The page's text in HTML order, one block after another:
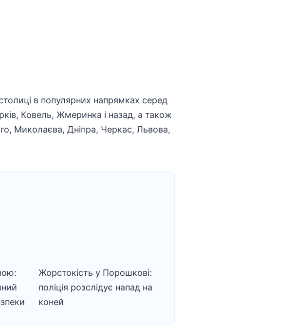
в популярних напрямках серед
Ковель, Жмеринка і назад, а також
Миколаєва, Дніпра, Черкас, Львова,
Жорстокість у Порошкові:
поліція розслідує напад на
коней